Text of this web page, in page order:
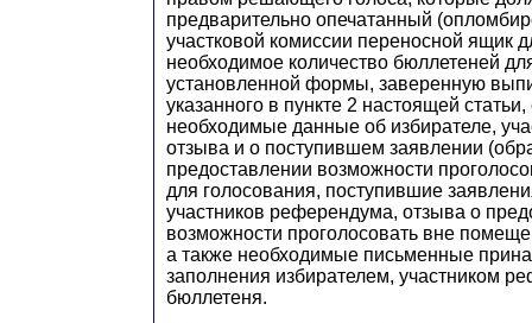
предварительно опечатанный
участковой комиссии переносной ящик
необходимое количество бюллетеней
установленной формы, заверенную
указанного в пункте 2 настоящей
необходимые данные об избирателе,
отзыва и о поступившем заявлении
предоставлении возможности
для голосования, поступившие
участников референдума, отзыва о
возможности проголосовать вне
а также необходимые письменные
заполнения избирателем, участником
бюллетеня.